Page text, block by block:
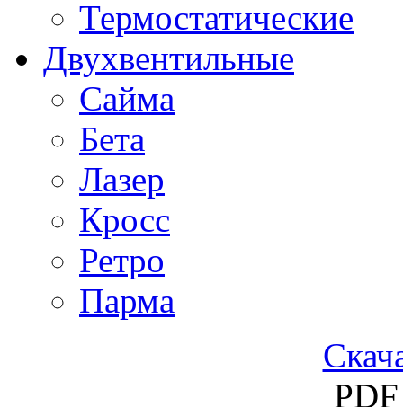
Термостатические
Двухвентильные
Сайма
Бета
Лазер
Кросс
Ретро
Парма